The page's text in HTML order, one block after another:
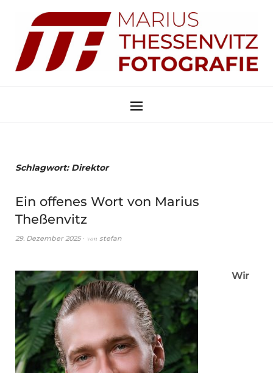
Schlagwort: Direktor
Ein offenes Wort von Marius
Theßenvitz
29. Dezember 2025 von stefan
Wir